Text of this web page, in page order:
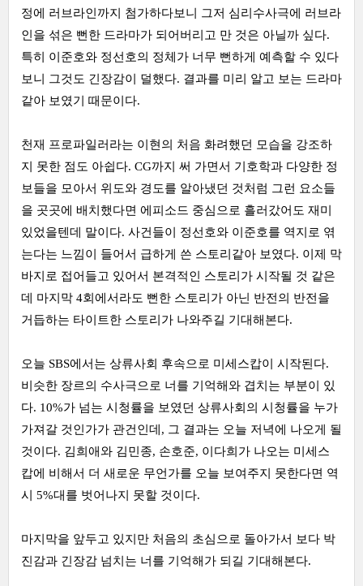
정에 러브라인까지 첨가하다보니 그저 심리수사극에 러브라
인을 섞은 뻔한 드라마가 되어버리고 만 것은 아닐까 싶다.
특히 이준호와 정선호의 정체가 너무 뻔하게 예측할 수 있다
보니 그것도 긴장감이 덜했다. 결과를 미리 알고 보는 드라마
같아 보였기 때문이다.
천재 프로파일러라는 이현의 처음 화려했던 모습을 강조하
지 못한 점도 아쉽다. CG까지 써 가면서 기호학과 다양한 정
보들을 모아서 위도와 경도를 알아냈던 것처럼 그런 요소들
을 곳곳에 배치했다면 에피소드 중심으로 흘러갔어도 재미
있었을텐데 말이다. 사건들이 정선호와 이준호를 역지로 엮
는다는 느낌이 들어서 급하게 쓴 스토리같아 보였다. 이제 막
바지로 접어들고 있어서 본격적인 스토리가 시작될 것 같은
데 마지막 4회에서라도 뻔한 스토리가 아닌 반전의 반전을
거듭하는 타이트한 스토리가 나와주길 기대해본다.
오늘 SBS에서는 상류사회 후속으로 미세스캅이 시작된다.
비슷한 장르의 수사극으로 너를 기억해와 겹치는 부분이 있
다. 10%가 넘는 시청률을 보였던 상류사회의 시청률을 누가
가져갈 것인가가 관건인데, 그 결과는 오늘 저녁에 나오게 될
것이다. 김희애와 김민종, 손호준, 이다희가 나오는 미세스
캅에 비해서 더 새로운 무언가를 오늘 보여주지 못한다면 역
시 5%대를 벗어나지 못할 것이다.
마지막을 앞두고 있지만 처음의 초심으로 돌아가서 보다 박
진감과 긴장감 넘치는 너를 기억해가 되길 기대해본다.